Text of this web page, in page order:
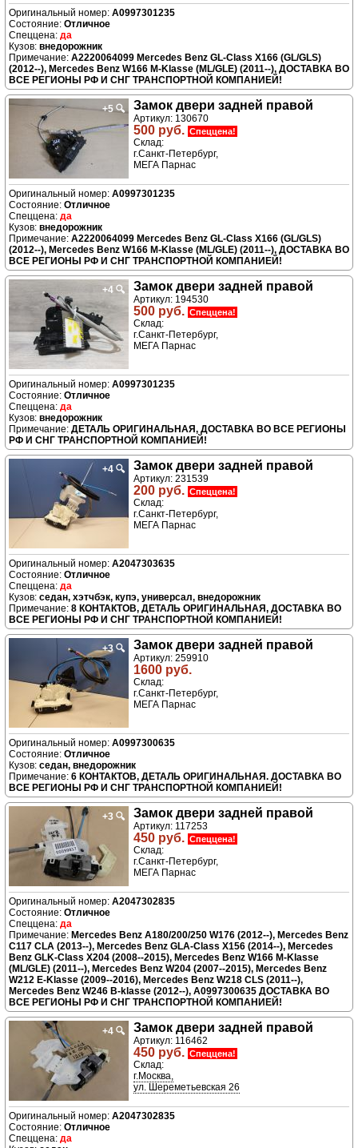
A0997301235
Отличное
да
внедорожник
A2220064099 Mercedes Benz GL-Class X166 (GL/GLS)
(2012--), Mercedes Benz W166 M-Klasse (ML/GLE) (2011--), ДОСТАВКА ВО
ВСЕ РЕГИОНЫ РФ И СНГ ТРАНСПОРТНОЙ КОМПАНИЕЙ!
+5🔍 Замок двери задней правой
Артикул: 130670
500 руб. Спеццена!
Склад:
г.Санкт-Петербург,
МЕГА Парнас
A0997301235
Отличное
да
внедорожник
A2220064099 Mercedes Benz GL-Class X166 (GL/GLS)
(2012--), Mercedes Benz W166 M-Klasse (ML/GLE) (2011--), ДОСТАВКА ВО
ВСЕ РЕГИОНЫ РФ И СНГ ТРАНСПОРТНОЙ КОМПАНИЕЙ!
+4 🔍 Замок двери задней правой
Артикул: 194530
500 руб. Спеццена!
Склад:
г.Санкт-Петербург,
МЕГА Парнас
A0997301235
Отличное
да
внедорожник
ДЕТАЛЬ ОРИГИНАЛЬНАЯ, ДОСТАВКА ВО ВСЕ РЕГИОНЫ
РФ И СНГ ТРАНСПОРТНОЙ КОМПАНИЕЙ!
+4 🔍 Замок двери задней правой
Артикул: 231539
200 руб. Спеццена!
Склад:
г.Санкт-Петербург,
МЕГА Парнас
A2047303635
Отличное
да
седан, хэтчбэк, купэ, универсал, внедорожник
8 КОНТАКТОВ, ДЕТАЛЬ ОРИГИНАЛЬНАЯ, ДОСТАВКА ВО
ВСЕ РЕГИОНЫ РФ И СНГ ТРАНСПОРТНОЙ КОМПАНИЕЙ!
+3🔍 Замок двери задней правой
Артикул: 259910
1600 руб.
Склад:
г.Санкт-Петербург,
МЕГА Парнас
A0997300635
Отличное
седан, внедорожник
6 КОНТАКТОВ, ДЕТАЛЬ ОРИГИНАЛЬНАЯ. ДОСТАВКА ВО
ВСЕ РЕГИОНЫ РФ И СНГ ТРАНСПОРТНОЙ КОМПАНИЕЙ!
+3 🔍 Замок двери задней правой
Артикул: 117253
450 руб. Спеццена!
Склад:
г.Санкт-Петербург,
МЕГА Парнас
A2047302835
Отличное
да
Mercedes Benz A180/200/250 W176 (2012--), Mercedes Benz
C117 CLA (2013--), Mercedes Benz GLA-Class X156 (2014--), Mercedes
Benz GLK-Class X204 (2008--2015), Mercedes Benz W166 M-Klasse
(ML/GLE) (2011--), Mercedes Benz W204 (2007--2015), Mercedes Benz
W212 E-Klasse (2009--2016), Mercedes Benz W218 CLS (2011--),
Mercedes Benz W246 B-klasse (2012--), A0997300635 ДОСТАВКА ВО
ВСЕ РЕГИОНЫ РФ И СНГ ТРАНСПОРТНОЙ КОМПАНИЕЙ!
+4 🔍 Замок двери задней правой
Артикул: 116462
450 руб. Спеццена!
Склад:
г.Москва,
ул. Шереметьевская 26
A2047302835
Отличное
да